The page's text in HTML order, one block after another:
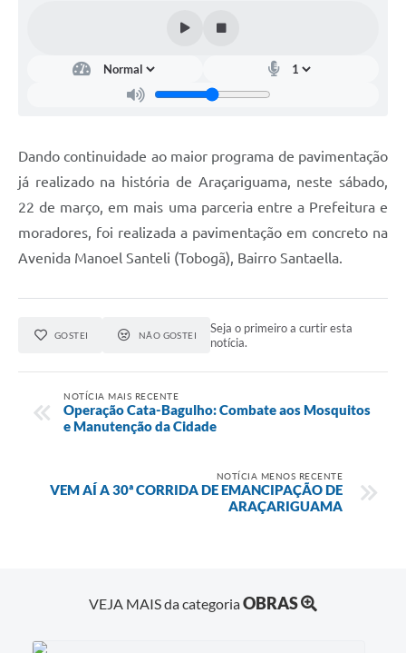
Dando continuidade ao maior programa de pavimentação
já realizado na história de Araçariguama, neste sábado,
22 de março, em mais uma parceria entre a Prefeitura e
moradores, foi realizada a pavimentação em concreto na
Avenida Manoel Santeli (Tobogã), Bairro Santaella.
GOSTEI NÃO GOSTEI
Seja o primeiro a curtir esta
notícia.
NOTÍCIA MAIS RECENTE
Operação Cata-Bagulho: Combate aos Mosquitos
e Manutenção da Cidade
NOTÍCIA MENOS RECENTE
VEM AÍ A 30ª CORRIDA DE EMANCIPAÇÃO DE
ARAÇARIGUAMA
VEJA MAIS da categoriaOBRAS